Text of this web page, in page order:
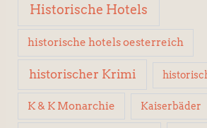
Historische Hotels
historische hotels oesterreich
historischer Krimi
K & K Monarchie Kaiserbäder